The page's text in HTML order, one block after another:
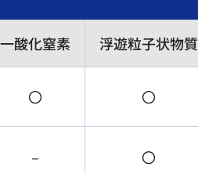
一酸化窒素 浮遊粒子状物質
〇 〇
－ 〇